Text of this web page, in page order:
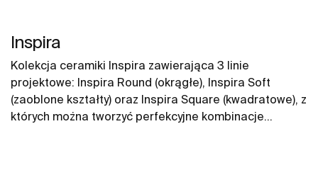
Inspira
Kolekcja ceramiki Inspira zawierająca 3 linie
projektowe: Inspira Round (okrągłe), Inspira Soft
(zaoblone kształty) oraz Inspira Square (kwadratowe), z
których można tworzyć perfekcyjne kombinacje